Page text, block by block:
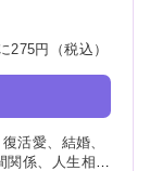
275円（税込）
活愛、結婚、
関係、人生相